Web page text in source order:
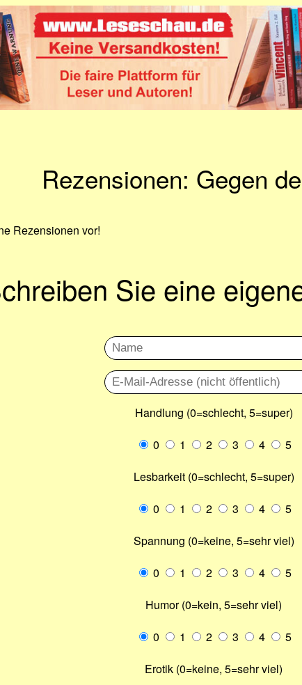
Rezensionen: Gegen
Rezensionen vor!
Sie eine
Handlung (0=schlecht, 5=super)
0
1 2 3 4
5
Lesbarkeit (0=schlecht, 5=super)
0
1 2 3 4
5
Spannung (0=keine, 5=sehr viel)
0
1 2 3 4
5
Humor (0=kein, 5=sehr viel)
0
1 2 3 4
5
Erotik (0=keine, 5=sehr viel)